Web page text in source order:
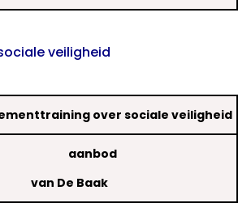
veiligheid
over sociale veiligheid
aanbod
van De Baak